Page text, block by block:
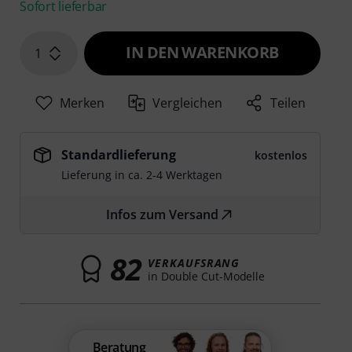
Sofort lieferbar
1 IN DEN WARENKORB
Merken Vergleichen Teilen
Standardlieferung
kostenlos
Lieferung in ca. 2-4 Werktagen
Infos zum Versand
82 VERKAUFSRANG
in Double Cut-Modelle
Beratung